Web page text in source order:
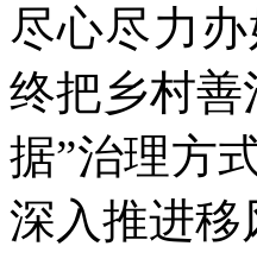
尽心尽力
终把乡村善
据”治理方
深入推进移